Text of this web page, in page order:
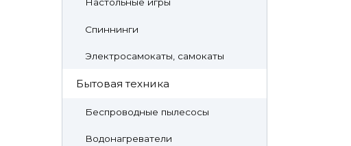
Настольные игры
Спиннинги
Электросамокаты, самокаты
Бытовая техника
Беспроводные пылесосы
Водонагреватели